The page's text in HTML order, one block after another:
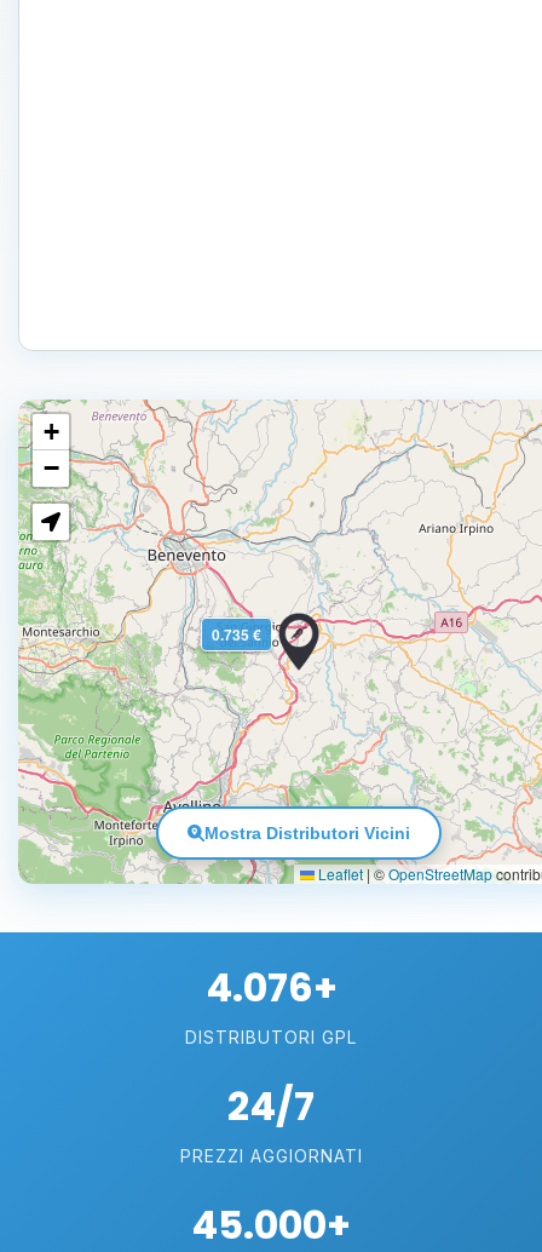
0.735 €
+
−
Leaflet | ©OpenStreetMap
Mostra Distributori Vicini
4.076+
DISTRIBUTORI GPL
24/7
PREZZI AGGIORNATI
45.000+